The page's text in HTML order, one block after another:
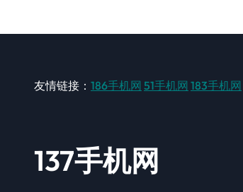
友情链接： 186手机网 51手机网 183手机网
137手机网